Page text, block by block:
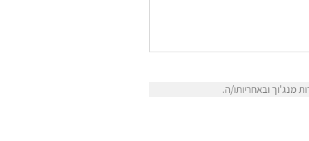
מנג'וך ובאחריותו/ה.